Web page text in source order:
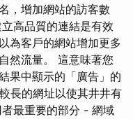
，增加網站的訪客數
高品質的連結是有效
為客戶的網站增加更多
然流量。 這意味著您
果中顯示的「廣告」的
長的網址以使其井井有
最重要的部分 - 網域